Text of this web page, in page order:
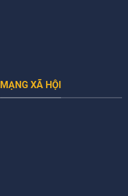
MẠNG XÃ HỘI